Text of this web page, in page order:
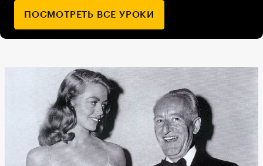
ПОСМОТРЕТЬ ВСЕ УРОКИ